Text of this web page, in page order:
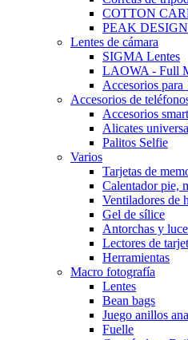
COTTON
PEAK DESIGN
Lentes de cámara
SIGMA Lentes
LAOWA - Full
Accesorios
Accesorios de
Accesorios
Alicates
Palitos Selfie
Varios
Tarjetas de
Calentador pie,
Ventiladores de
Gel de sílice
Antorchas y
Lectores de
Herramientas
Macro fotografía
Lentes
Bean bags
Juego anillos
Fuelle